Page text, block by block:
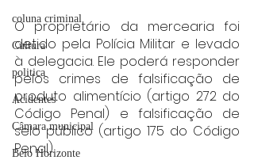
coluna criminal
Cultura
politica
Acidentes
Câmara municipal
Belo Horizonte
O proprietário da mercearia foi
detido pela Polícia Militar e levado
à delegacia. Ele poderá responder
pelos crimes de falsificação de
produto alimentício (artigo 272 do
Código Penal) e falsificação de
selo público (artigo 175 do Código
Penal).